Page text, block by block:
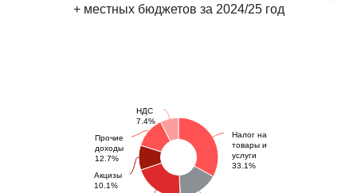
+ местных бюджетов за 2024/25 год
Налог на
товары и
услуги
33.1%
Акцизы
10.1%
Прочие
доходы
12.7%
НДС
7.4%